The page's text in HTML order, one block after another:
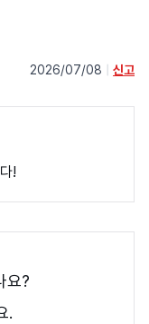
2026/07/08 신고
!
요?
.